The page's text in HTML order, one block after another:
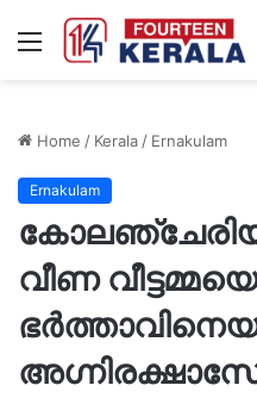
Menu
Home / Kerala/ Ernakulam
Ernakulam
വീണ